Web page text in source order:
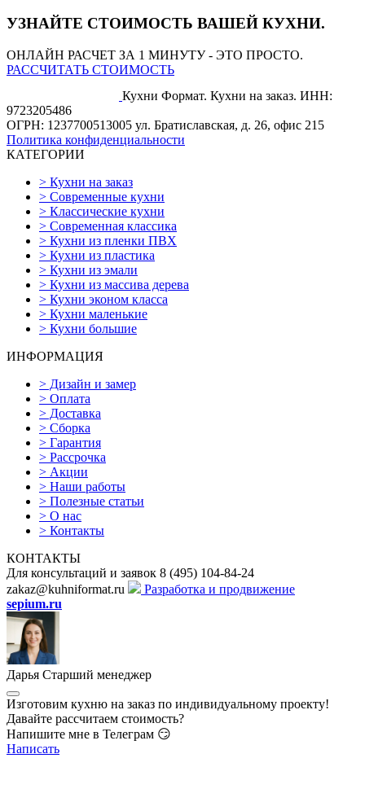
УЗНАЙТЕ СТОИМОСТЬ ВАШЕЙ КУХНИ.
ОНЛАЙН РАСЧЕТ ЗА 1 МИНУТУ - ЭТО ПРОСТО.
РАССЧИТАТЬ СТОИМОСТЬ
Кухни Формат. Кухни на заказ. ИНН:
9723205486
ОГРН: 1237700513005 ул. Братиславская, д. 26, офис 215
Политика конфиденциальности
КАТЕГОРИИ
> Кухни на заказ
> Современные кухни
> Классические кухни
> Современная классика
> Кухни из пленки ПВХ
> Кухни из пластика
> Кухни из эмали
> Кухни из массива дерева
> Кухни эконом класса
> Кухни маленькие
> Кухни большие
ИНФОРМАЦИЯ
> Дизайн и замер
> Оплата
> Доставка
> Сборка
> Гарантия
> Рассрочка
> Акции
> Наши работы
> Полезные статьи
> О нас
> Контакты
КОНТАКТЫ
Для консультаций и заявок 8 (495) 104-84-24
zakaz@kuhniformat.ru
Разработка и продвижение
sepium.ru
Дарья Старший менеджер
Изготовим кухню на заказ по индивидуальному проекту!
Давайте рассчитаем стоимость?
Напишите мне в Телеграм 😏
Написать